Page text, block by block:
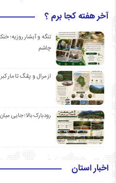
آخر هفته کجا برم ؟
تنگه و آبشار روزیه؛
چاشم
از مرال و پلنگ تا مار
رودبارک بالا؛ جایی
اخبار استان